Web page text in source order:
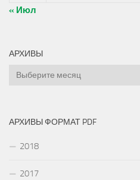
« Июл
АРХИВЫ
Архивы
АРХИВЫ ФОРМАТ PDF
2018
2017